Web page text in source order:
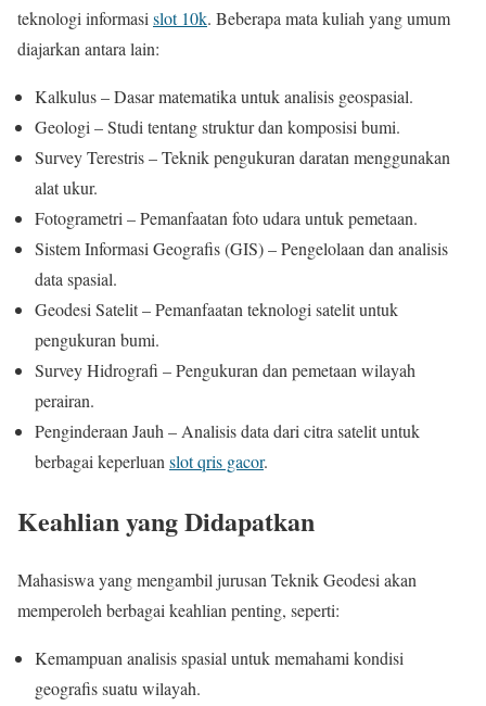
teknologi informasi slot 10k. Beberapa mata kuliah yang umum
diajarkan antara lain:
Kalkulus – Dasar matematika untuk analisis geospasial.
Geologi – Studi tentang struktur dan komposisi bumi.
Survey Terestris – Teknik pengukuran daratan menggunakan
alat ukur.
Fotogrametri – Pemanfaatan foto udara untuk pemetaan.
Sistem Informasi Geografis (GIS) – Pengelolaan dan analisis
data spasial.
Geodesi Satelit – Pemanfaatan teknologi satelit untuk
pengukuran bumi.
Survey Hidrografi – Pengukuran dan pemetaan wilayah
perairan.
Penginderaan Jauh – Analisis data dari citra satelit untuk
berbagai keperluan slot qris gacor.
Keahlian yang Didapatkan
Mahasiswa yang mengambil jurusan Teknik Geodesi akan
memperoleh berbagai keahlian penting, seperti:
Kemampuan analisis spasial untuk memahami kondisi
geografis suatu wilayah.